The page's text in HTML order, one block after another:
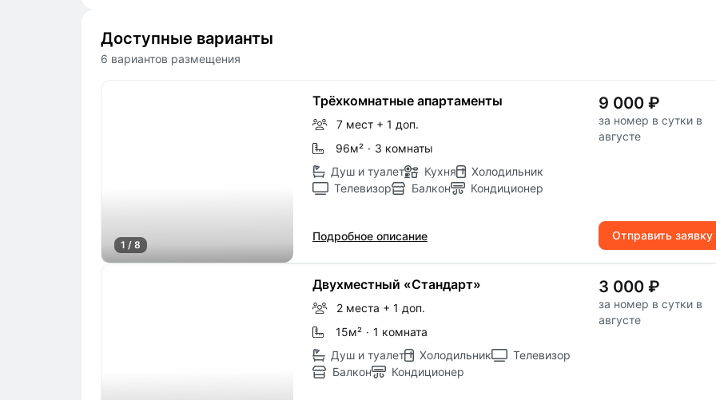
Доступные варианты
6 вариантов размещения
1 / 8
Трёхкомнатные апартаменты
7 мест + 1 доп.
96м² · 3 комнаты
Душ и туалет
Кухня
Холодильник
Телевизор
Балкон Кондиционер
Подробное описание
9 000 ₽
за номер в сутки в
августе
Отправить заявку
Двухместный «Стандарт»
2 места + 1 доп.
15м² · 1 комната
Душ и туалет
Холодильник
Телевизор
Балкон
Кондиционер
3 000 ₽
за номер в сутки в
августе